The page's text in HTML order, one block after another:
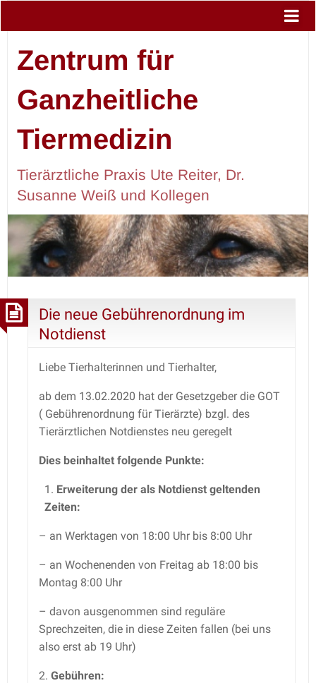
Zentrum für
Ganzheitliche
Tiermedizin
Tierärztliche Praxis Ute Reiter, Dr.
Susanne Weiß und Kollegen
Die neue Gebührenordnung im
Notdienst
Liebe Tierhalterinnen und Tierhalter,
ab dem 13.02.2020 hat der Gesetzgeber die GOT
( Gebührenordnung für Tierärzte) bzgl. des
Tierärztlichen Notdienstes neu geregelt
Dies beinhaltet folgende Punkte:
Erweiterung der als Notdienst geltenden
Zeiten:
– an Werktagen von 18:00 Uhr bis 8:00 Uhr
– an Wochenenden von Freitag ab 18:00 bis
Montag 8:00 Uhr
– davon ausgenommen sind reguläre
Sprechzeiten, die in diese Zeiten fallen (bei uns
also erst ab 19 Uhr)
2. Gebühren: